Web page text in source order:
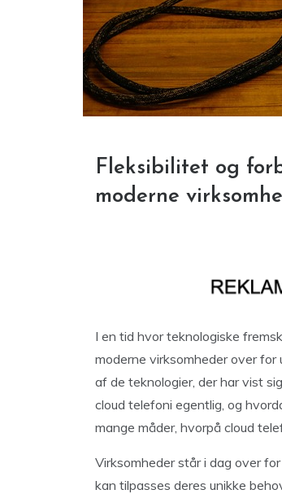
Fleksibilitet og
moderne
I en tid hvor teknologiske
moderne virksomheder over
af de teknologier, der har vist
cloud telefoni egentlig, og
mange måder, hvorpå cloud
Virksomheder står i dag over
kan tilpasses deres unikke